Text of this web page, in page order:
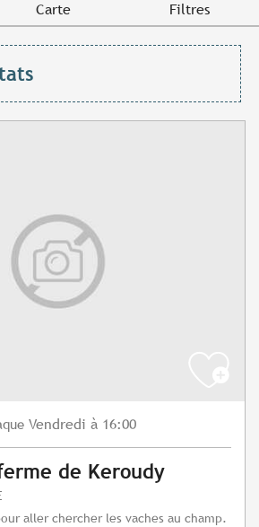
Carte Filtres
Vendredi à 16:00
de Keroudy
aller chercher les vaches au champ.